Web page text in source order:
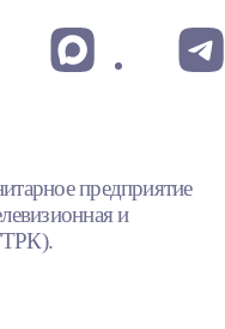
предприятие
и